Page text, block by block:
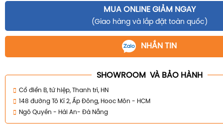
MUA ONLINE GIẢM NGAY
(Giao hàng và lắp đặt toàn quốc)
NHẮN TIN
SHOWROOM VÀ BẢO HÀNH
Cổ điển B, tứ hiệp, Thanh trì, HN
148 đường Tô Kí 2, Ấp Đông, Hooc Môn - HCM
Ngô Quyền - Hải An- Đà Nẵng